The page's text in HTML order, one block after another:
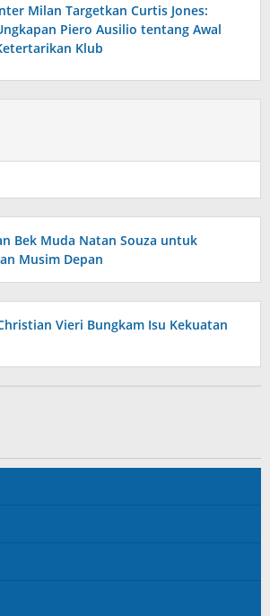
Milan Targetkan Curtis Jones:
Piero Ausilio tentang Awal
Klub
Bek Muda Natan Souza untuk
Musim Depan
Vieri Bungkam Isu Kekuatan